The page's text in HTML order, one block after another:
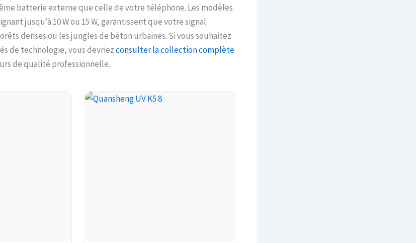
batterie externe que celle de votre téléphone. Les modèles
jusqu’à 10 W ou 15 W, garantissent que votre signal
denses ou les jungles de béton urbaines. Si vous souhaitez
de technologie, vous devriezconsulter la collection complète
de qualité professionnelle.